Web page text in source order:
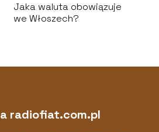
Jaka waluta obowiązuje
we Włoszech?
radiofiat.com.pl